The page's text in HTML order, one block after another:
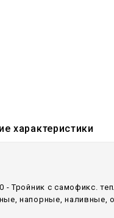
характеристики
Тройник c самофикс.
напорные,